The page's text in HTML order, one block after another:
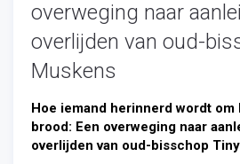
overweging naar
overlijden van oud-
Muskens
Hoe iemand herinnerd wordt om
brood: Een overweging naar
overlijden van oud-bisschop